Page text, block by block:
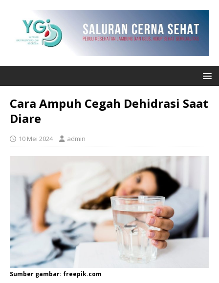
Cara Ampuh Cegah Dehidrasi Saat
Diare
10 Mei 2024 admin
Sumber gambar: freepik.com